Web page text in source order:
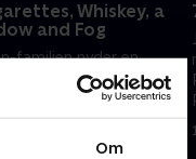
Om
Whiskey, a
and Fog
familien nyder en
perfekt dag med
Sarah
med at engagere
Jamie.
2022 • 55 min